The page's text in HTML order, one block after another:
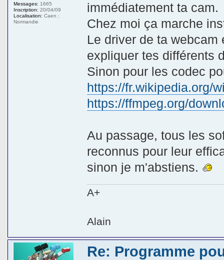
immédiatement ta cam.
Chez moi ça marche
Le driver de ta
expliquer tes différents
Sinon pour les codec
https://fr.wikipedia.org/
https://ffmpeg.org/
Au passage, tous les
reconnus pour leur
sinon je m'abstiens.
A+
Alain
Messages: 1665
Inscription: 20/04/09
Localisation: Caen ;
Normandie
Re: Programme